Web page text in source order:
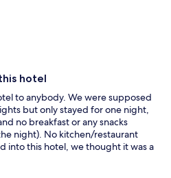
ones) with fried egg, tea or
hotel
to anybody. We were supposed
but only stayed for one night,
no breakfast or any snacks
night). No kitchen/restaurant
into this hotel, we thought it was a
so different from the photos on
the room itself was spacious,